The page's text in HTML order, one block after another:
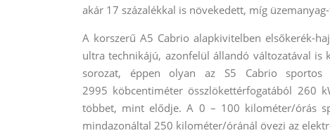
akár 17 százalékkal is növekedett, míg
A korszerű A5 Cabrio alapkivitelben elsőkerék-
ultra technikájú, azonfelül állandó változatával
sorozat, éppen olyan az S5 Cabrio sportos
2995 köbcentiméter összlökettérfogatából 260
többet, mint elődje. A 0 – 100 kilométer/órás
mindazonáltal 250 kilométer/óránál övezi az